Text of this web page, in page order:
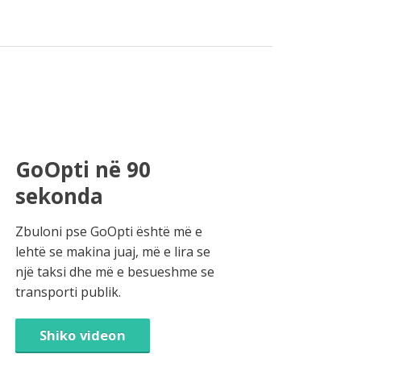
GoOpti në 90
sekonda
Zbuloni pse GoOpti është më e
lehtë se makina juaj, më e lira se
një taksi dhe më e besueshme se
transporti publik.
Shiko videon